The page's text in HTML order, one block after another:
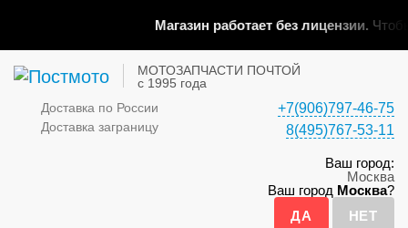
Магазин работает без лицензии.Чтобы
МОТОЗАПЧАСТИ ПОЧТОЙ
с 1995 года
Доставка по России
Доставка заграницу
+7(906)797-46-75
8(495)767-53-11
Ваш город:
Москва
Ваш город Москва?